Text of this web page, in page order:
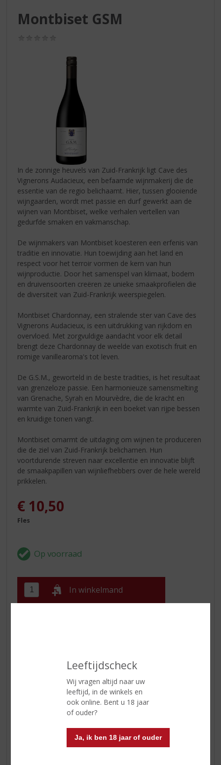
Leeftijdscheck
Wij vragen altijd naar uw
leeftijd, in de winkels en
ook online. Bent u 18 jaar
of ouder?
Ja, ik ben 18 jaar of ouder
Montbiset GSM
In de zonnige heuvels van Zuid-Frankrijk ligt Cave des
Vignerons Audacieux, een befaamde wijnmakerij die de
essentie van de regio belichaamt. Hier, tussen glooiende
wijngaarden, wordt met passie en durf gewerkt aan de
wijnen van Montbiset, welke verhalen vertellen van
gedurfde smaken en vakmanschap.
De wijnmakers van Montbiset koesteren een erfenis van
traditie en innovatie. Hun toewijding aan het land en
respect voor het terroir vormen de kern van hun
wijnproductie. Door het samenspel van klimaat, bodem
en druivensoorten creëren ze unieke smaakprofielen die
de diversiteit van Zuid-Frankrijk weerspiegelen.
Montbiset Chardonnay, een stralende ster van Cave des
Vignerons Audacieux, is een uitdrukking van rijkdom en
overvloed. Met zorgvuldige aandacht voor elk detail
brengt deze Chardonnay de weelde van exotisch fruit en
romige vanillearoma's tot leven.
De G.S.M., geworteld in de beste tradities, is het resultaat
van grenzeloze passie. Een harmonieuze samensmelting
van Grenache, Syrah en Mourvèdre, die de kracht en
warmte van Zuid-Frankrijk in een boeket van rijpe bessen
en kruidige tonen vangt.
Montbiset omarmt de uitdaging om wijnen te produceren
die de ziel van Zuid-Frankrijk belichamen. Hun
voortdurende streven naar excellentie en innovatie blijft
de smaakpapillen van wijnliefhebbers over de hele wereld
prikkelen.
€ 10,50
Fles
In winkelmand
Languedoc-Roussillon
75 CL
Alcoholpercentage
13% vol